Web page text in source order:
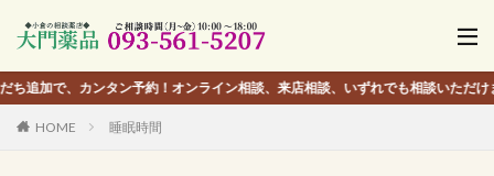
タン予約！オンライン相談、来店相談、いずれでも相談いただけます。
HOME 睡眠時間